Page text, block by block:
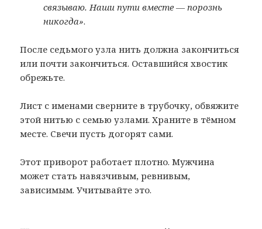
связываю. Наши пути вместе — порознь
никогда».
После седьмого узла нить должна закончиться
или почти закончиться. Оставшийся хвостик
обрежьте.
Лист с именами сверните в трубочку, обвяжите
этой нитью с семью узлами. Храните в тёмном
месте. Свечи пусть догорят сами.
Этот приворот работает плотно. Мужчина
может стать навязчивым, ревнивым,
зависимым. Учитывайте это.